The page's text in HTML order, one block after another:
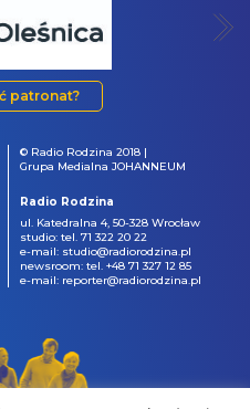
patronat?
© Radio Rodzina 2018 |
Grupa Medialna JOHANNEUM
Radio Rodzina
ul. Katedralna 4, 50-328 Wrocław
studio: tel. 71 322 20 22
e-mail: studio@radiorodzina.pl
newsroom: tel. +48 71 327 12 85
e-mail: reporter@radiorodzina.pl